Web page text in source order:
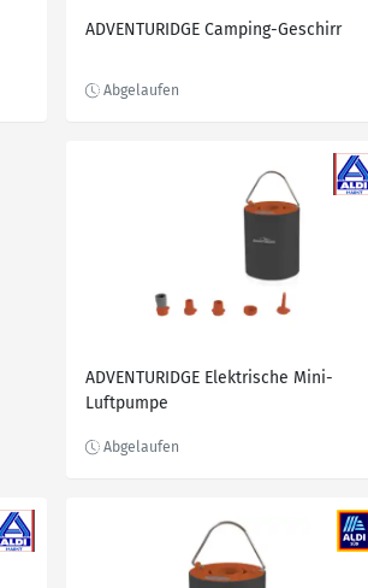
ADVENTURIDGE Camping-Geschirr
ADVENTURIDGE Elektrische Mini-
Luftpumpe